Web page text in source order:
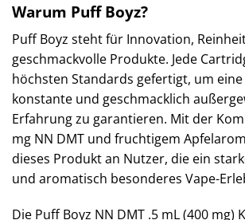
Warum Puff Boyz?
Puff Boyz steht für Innovation,
geschmackvolle Produkte. Jede
höchsten Standards gefertigt, um eine
konstante und geschmacklich
Erfahrung zu garantieren. Mit der
mg NN DMT und fruchtigem
dieses Produkt an Nutzer, die ein
und aromatisch besonderes Vape-
Die Puff Boyz NN DMT .5 mL (400 mg)